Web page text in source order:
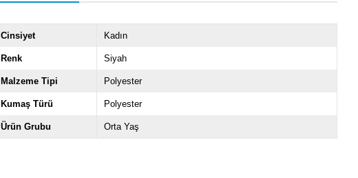
Cinsiyet Kadın
Renk Siyah
Malzeme Tipi Polyester
Kumaş Türü Polyester
Ürün Grubu Orta Yaş